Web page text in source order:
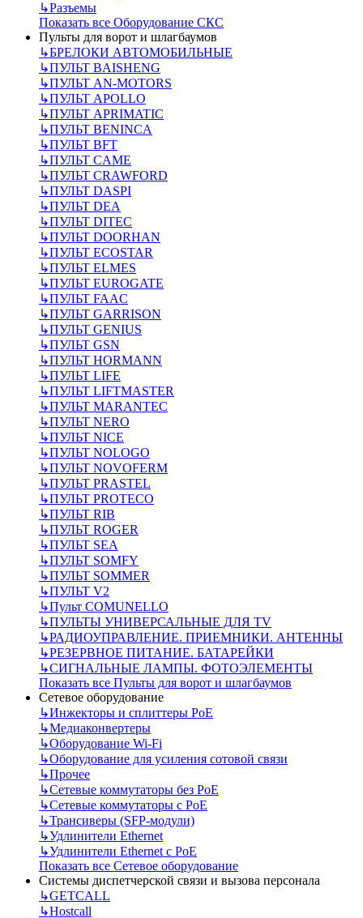
↳Разъемы
Показать все Оборудование СКС
Пульты для ворот и шлагбаумов
↳БРЕЛОКИ АВТОМОБИЛЬНЫЕ
↳ПУЛЬТ BAISHENG
↳ПУЛЬТ AN-MOTORS
↳ПУЛЬТ APOLLO
↳ПУЛЬТ APRIMATIC
↳ПУЛЬТ BENINCA
↳ПУЛЬТ BFT
↳ПУЛЬТ CAME
↳ПУЛЬТ CRAWFORD
↳ПУЛЬТ DASPI
↳ПУЛЬТ DEA
↳ПУЛЬТ DITEC
↳ПУЛЬТ DOORHAN
↳ПУЛЬТ ECOSTAR
↳ПУЛЬТ ELMES
↳ПУЛЬТ EUROGATE
↳ПУЛЬТ FAAC
↳ПУЛЬТ GARRISON
↳ПУЛЬТ GENIUS
↳ПУЛЬТ GSN
↳ПУЛЬТ HORMANN
↳ПУЛЬТ LIFE
↳ПУЛЬТ LIFTMASTER
↳ПУЛЬТ MARANTEC
↳ПУЛЬТ NERO
↳ПУЛЬТ NICE
↳ПУЛЬТ NOLOGO
↳ПУЛЬТ NOVOFERM
↳ПУЛЬТ PRASTEL
↳ПУЛЬТ PROTECO
↳ПУЛЬТ RIB
↳ПУЛЬТ ROGER
↳ПУЛЬТ SEA
↳ПУЛЬТ SOMFY
↳ПУЛЬТ SOMMER
↳ПУЛЬТ V2
↳Пульт СOMUNELLO
↳ПУЛЬТЫ УНИВЕРСАЛЬНЫЕ ДЛЯ TV
↳РАДИОУПРАВЛЕНИЕ. ПРИЕМНИКИ. АНТЕННЫ
↳РЕЗЕРВНОЕ ПИТАНИЕ. БАТАРЕЙКИ
↳СИГНАЛЬНЫЕ ЛАМПЫ. ФОТОЭЛЕМЕНТЫ
Показать все Пульты для ворот и шлагбаумов
Сетевое оборудование
↳Инжекторы и сплиттеры РоЕ
↳Медиаконвертеры
↳Оборудование Wi-Fi
↳Оборудование для усиления сотовой связи
↳Прочее
↳Сетевые коммутаторы без РоЕ
↳Сетевые коммутаторы с РоЕ
↳Трансиверы (SFP-модули)
↳Удлинители Ethernet
↳Удлинители Ethernet с PoE
Показать все Сетевое оборудование
Системы диспетчерской связи и вызова персонала
↳GETCALL
↳Hostcall